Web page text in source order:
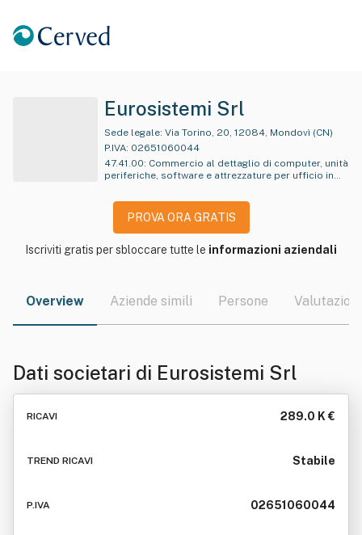
Eurosistemi Srl
Sede legale: Via Torino, 20, 12084, Mondovì (CN)
P.IVA: 02651060044
47.41.00: Commercio al dettaglio di computer, unità
periferiche, software e attrezzature per ufficio in
PROVA ORA GRATIS
Iscriviti gratis per sbloccare tutte le informazioni aziendali
Overview Aziende simili Persone Valutazioni
Dati societari di Eurosistemi Srl
RICAVI 289.0 K €
TREND RICAVI Stabile
P.IVA 02651060044